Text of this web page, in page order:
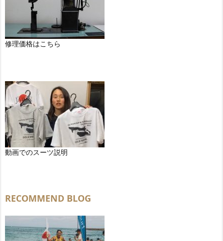
修理価格はこちら
動画でのスーツ説明
RECOMMEND BLOG